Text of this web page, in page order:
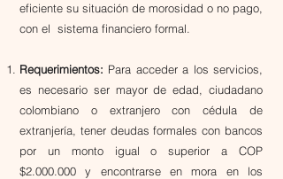
eficiente su situación de morosidad o no pago,
con el sistema financiero formal.
Requerimientos: Para acceder a los servicios,
es necesario ser mayor de edad, ciudadano
colombiano o extranjero con cédula de
extranjería, tener deudas formales con bancos
por un monto igual o superior a COP
$2.000.000 y encontrarse en mora en los